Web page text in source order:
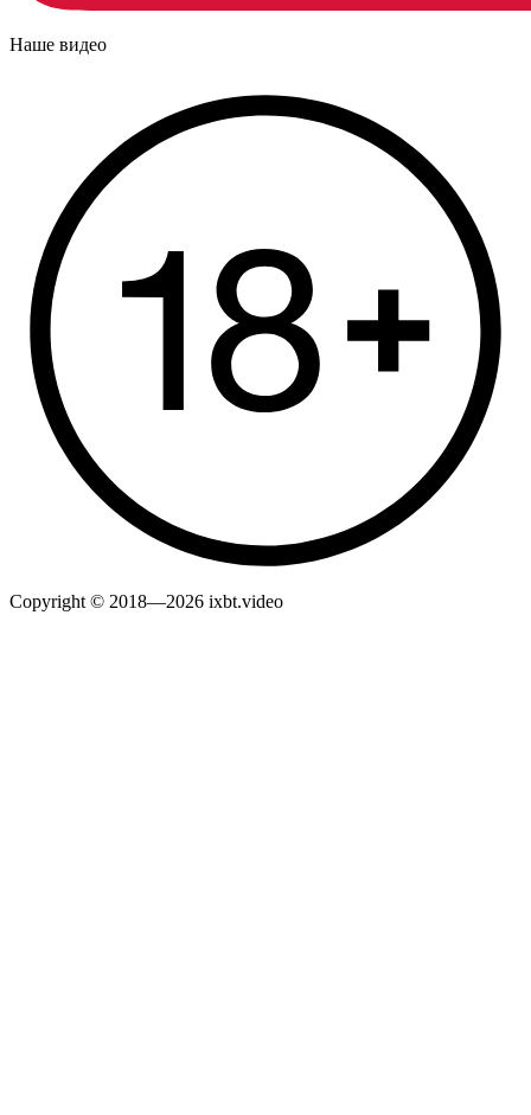
Наше видео
Copyright © 2018—2026 ixbt.video